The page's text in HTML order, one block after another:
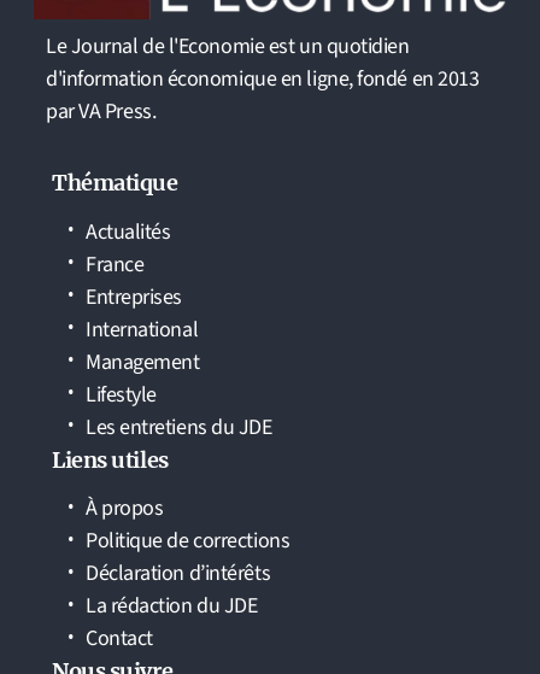
Le Journal de l'Economie est un quotidien
d'information économique en ligne, fondé en 2013
par VA Press.
Thématique
Actualités
France
Entreprises
International
Management
Lifestyle
Les entretiens du JDE
Liens utiles
À propos
Politique de corrections
Déclaration d’intérêts
La rédaction du JDE
Contact